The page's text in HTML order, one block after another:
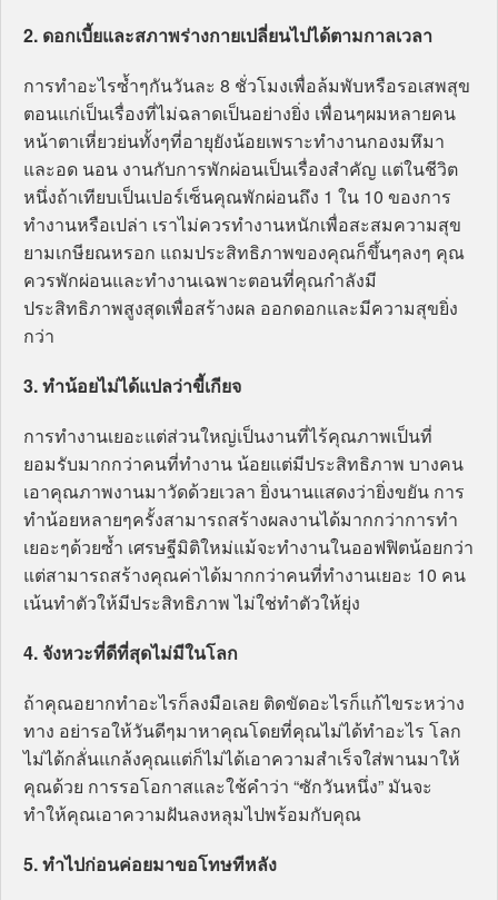
2. ดอกเบี้ยและสภาพร่างกายเปลี่ยนไปได้ตามกาลเวลา
การทำอะไรซ้ำๆกันวันละ 8 ชั่วโมงเพื่อล้มพับหรือรอเสพสุข
ตอนแก่เป็นเรื่องที่ไม่ฉลาดเป็นอย่างยิ่ง เพื่อนๆผมหลายคน
หน้าตาเหี่ยวย่นทั้งๆที่อายุยังน้อยเพราะทำงานกองมหึมา
และอด นอน งานกับการพักผ่อนเป็นเรื่องสำคัญ แต่ในชีวิต
หนึ่งถ้าเทียบเป็นเปอร์เซ็นคุณพักผ่อนถึง 1 ใน 10 ของการ
ทำงานหรือเปล่า เราไม่ควรทำงานหนักเพื่อสะสมความสุข
ยามเกษียณหรอก แถมประสิทธิภาพของคุณก็ขึ้นๆลงๆ คุณ
ควรพักผ่อนและทำงานเฉพาะตอนที่คุณกำลังมี
ประสิทธิภาพสูงสุดเพื่อสร้างผล ออกดอกและมีความสุขยิ่ง
กว่า
3. ทำน้อยไม่ได้แปลว่าขี้เกียจ
การทำงานเยอะแต่ส่วนใหญ่เป็นงานที่ไร้คุณภาพเป็นที่
ยอมรับมากกว่าคนที่ทำงาน น้อยแต่มีประสิทธิภาพ บางคน
เอาคุณภาพงานมาวัดด้วยเวลา ยิ่งนานแสดงว่ายิ่งขยัน การ
ทำน้อยหลายๆครั้งสามารถสร้างผลงานได้มากกว่าการทำ
เยอะๆด้วยซ้ำ เศรษฐีมิติใหม่แม้จะทำงานในออฟฟิตน้อยกว่า
แต่สามารถสร้างคุณค่าได้มากกว่าคนที่ทำงานเยอะ 10 คน
เน้นทำตัวให้มีประสิทธิภาพ ไม่ใช่ทำตัวให้ยุ่ง
4. จังหวะที่ดีที่สุดไม่มีในโลก
ถ้าคุณอยากทำอะไรก็ลงมือเลย ติดขัดอะไรก็แก้ไขระหว่าง
ทาง อย่ารอให้วันดีๆมาหาคุณโดยที่คุณไม่ได้ทำอะไร โลก
ไม่ได้กลั่นแกล้งคุณแต่ก็ไม่ได้เอาความสำเร็จใส่พานมาให้
คุณด้วย การรอโอกาสและใช้คำว่า “ซักวันหนึ่ง” มันจะ
ทำให้คุณเอาความฝันลงหลุมไปพร้อมกับคุณ
5. ทำไปก่อนค่อยมาขอโทษทีหลัง